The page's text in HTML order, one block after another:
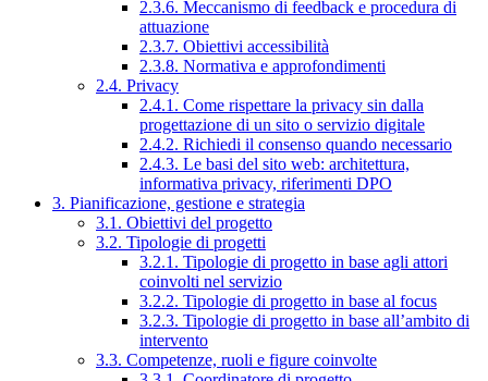
2.3.6. Meccanismo di feedback e procedura di
attuazione
2.3.7. Obiettivi accessibilità
2.3.8. Normativa e approfondimenti
2.4. Privacy
2.4.1. Come rispettare la privacy sin dalla
progettazione di un sito o servizio digitale
2.4.2. Richiedi il consenso quando necessario
2.4.3. Le basi del sito web: architettura,
informativa privacy, riferimenti DPO
3. Pianificazione, gestione e strategia
3.1. Obiettivi del progetto
3.2. Tipologie di progetti
3.2.1. Tipologie di progetto in base agli attori
coinvolti nel servizio
3.2.2. Tipologie di progetto in base al focus
3.2.3. Tipologie di progetto in base all’ambito di
intervento
3.3. Competenze, ruoli e figure coinvolte